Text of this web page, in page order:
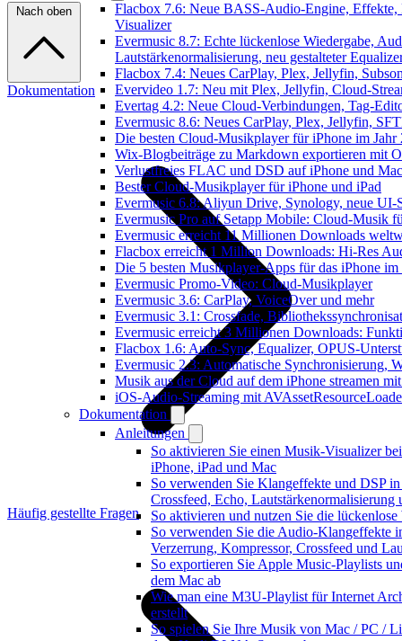
Flacbox 7.6: Neue BASS-Audio-Engine,
Visualizer
Evermusic 8.7: Echte lückenlose Wiedergabe,
Lautstärkenormalisierung, neu gestalteter
Flacbox 7.4: Neues CarPlay, Plex, Jellyfin,
Evervideo 1.7: Neu mit Plex, Jellyfin, Cloud-
Evertag 4.2: Neue Cloud-Verbindungen, Tag-
Evermusic 8.6: Neues CarPlay, Plex, Jellyfin,
Die besten Cloud-Musikplayer für iPhone im Jahr
Wix-Blogbeiträge zu Markdown exportieren mit
Verlustfreies FLAC und DSD auf iPhone und
Bester Cloud-Musikplayer für iPhone und iPad
Evermusic 6.8: Aliyun Drive, Synology, neue UI-
Evermusic Pro auf Setapp Mobile: Cloud-Musik
Evermusic erreicht 11 Millionen Downloads
Flacbox erreicht 1 Million Downloads: Hi-Res
Die 5 besten Musikplayer-Apps für das iPhone im
Evermusic Promo-Video: Cloud-Musikplayer
Evermusic 3.6: CarPlay, VoiceOver und mehr
Evermusic 3.1: Crossfade,
Evermusic erreicht 3 Millionen Downloads:
Flacbox 1.6: Auto-Sync, Equalizer, OPUS-
Evermusic 2.3: Automatische Synchronisierung,
Musik aus der Cloud auf dem iPhone streamen
iOS-Audio-Streaming mit
Dokumentation
Anleitungen
So aktivieren Sie einen Musik-Visualizer
iPhone, iPad und Mac
So verwenden Sie Klangeffekte und DSP
Crossfeed, Echo, Lautstärkenormalisierung
So aktivieren und nutzen Sie die
So verwenden Sie die Audio-Klangeffekte
Verzerrung, Kompressor, Crossfeed und
So exportieren Sie Apple Music-Playlists
dem Mac ab
Wie man eine M3U-Playlist für Internet
erstellt
So spielen Sie Ihre Musik von Mac / PC /
Nach oben
Dokumentation
Häufig gestellte Fragen